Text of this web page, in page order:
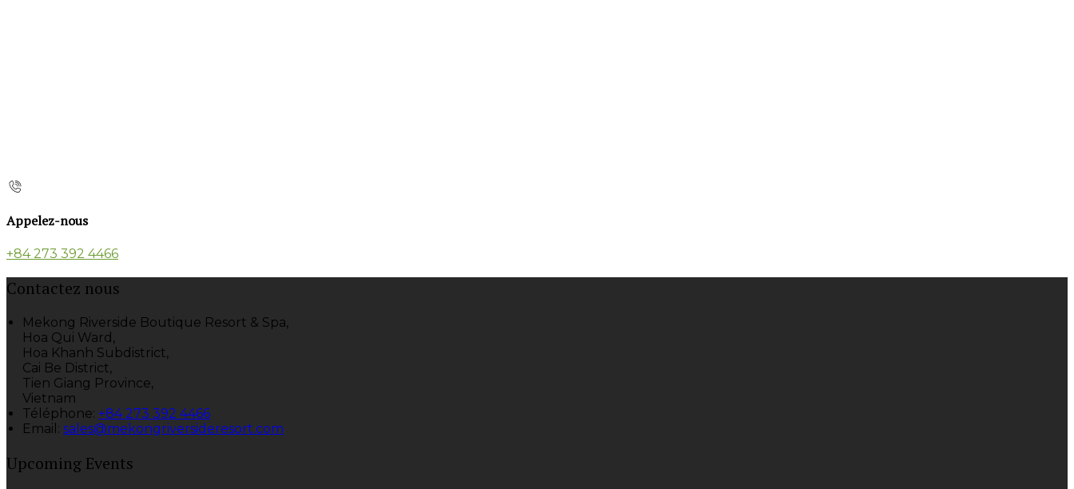
Appelez-nous
+84 273 392 4466
Contactez nous
Mekong Riverside Boutique Resort & Spa,
Hoa Qui Ward,
Hoa Khanh Subdistrict,
Cai Be District,
Tien Giang Province,
Vietnam
Téléphone: +84 273 392 4466
Email: sales@mekongriversideresort.com
Upcoming Events